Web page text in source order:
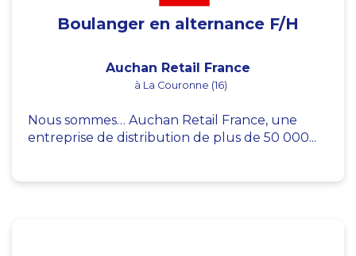
Boulanger en alternance F/H
Auchan Retail France
à La Couronne (16)
Nous sommes… Auchan Retail France, une
entreprise de distribution de plus de 50 000...